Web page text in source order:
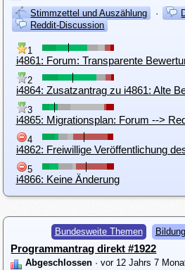
Stimmzettel und Auszählung
·
Reddit-Discussion
1
i4861: Forum: Transparente
2
3
i4865: Migrationsplan: Forum -->
4
5
i4866: Keine Änderung
Bundesweite Themen
Programmantrag direkt #1922
Abgeschlossen · vor 12 Jahrs 7